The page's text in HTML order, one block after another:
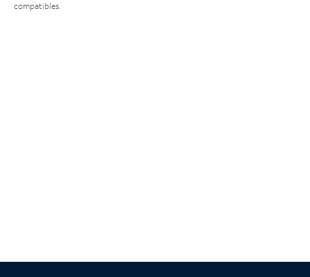
compatibles.